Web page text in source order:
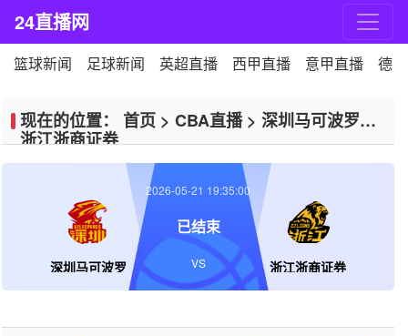
24直播网
篮球新闻 足球新闻 英超直播 西甲直播 意甲直播 德
现在的位置： 首页 > CBA直播> 深圳马可波罗VS
浙江浙商证券
深圳马可波罗 浙江浙商证券
2026-05-21 19:35:00
已结束
VS